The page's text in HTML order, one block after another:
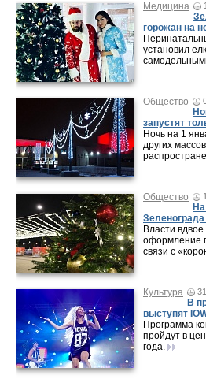
Медицина
горожан на
установил
Общество
запустят
Ночь на 1
других
Общество
Власти
оформление
связи с
Культура
В
выступят
Программа
пройдут в
года.